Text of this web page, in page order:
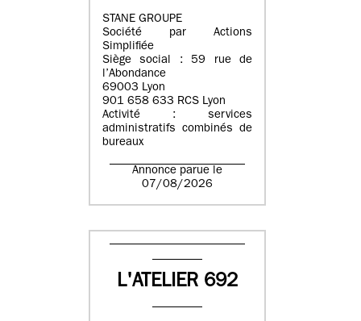
STANE GROUPE
Société par Actions
Simplifiée
Siège social : 59 rue de
l’Abondance
69003 Lyon
901 658 633 RCS Lyon
Activité : services
administratifs combinés de
bureaux
Annonce parue le
07/08/2026
L'ATELIER 692